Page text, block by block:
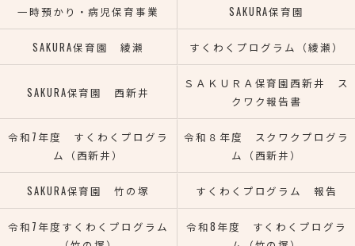
一時預かり・病児保育事業 SAKURA保育園
SAKURA保育園 綾瀬 すくわくプログラム（綾瀬）
SAKURA保育園 西新井
ＳＡＫＵＲＡ保育園西新井 ス
クワク報告書
令和7年度 すくわくプログラ
ム（西新井）
令和８年度 スクワクプログラ
ム（西新井）
SAKURA保育園 竹の塚 すくわくプログラム 報告
令和7年度すくわくプログラム
令和8年度 すくわくプログラ